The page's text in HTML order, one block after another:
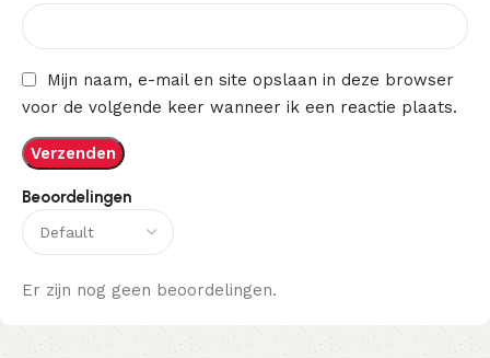
Beoordelingen
Er zijn nog geen beoordelingen.
Mijn naam, e-mail en site opslaan in deze browser
voor de volgende keer wanneer ik een reactie plaats.